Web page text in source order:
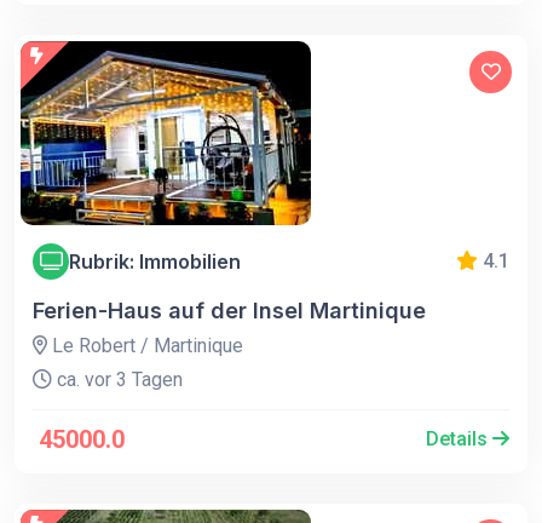
Rubrik: Immobilien 4.1
Ferien-Haus auf der Insel Martinique
Le Robert / Martinique
ca. vor 3 Tagen
45000.0 Details